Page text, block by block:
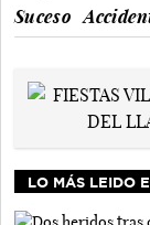
Suceso
LO MÁS LEIDO